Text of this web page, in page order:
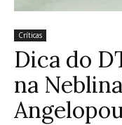
Críticas
Dica do
na